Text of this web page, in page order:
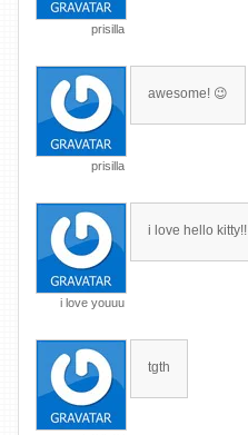
prisilla
prisilla
awesome! 😉
i love youuu
i love hello kitty!!
tgth